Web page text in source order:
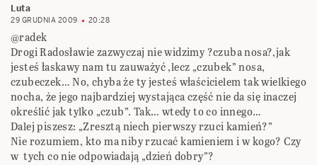
Luta
29 GRUDNIA 2009 20:28
@radek
Drogi Radosławie zazwyczaj nie widzimy ?czuba nosa?,jak
jesteś łaskawy nam tu zauważyć ,lecz „czubek” nosa,
czubeczek… No, chyba że ty jesteś właścicielem tak wielkiego
nocha, że jego najbardziej wystająca część nie da się inaczej
określić jak tylko „czub”. Tak… wtedy to co innego…
Dalej piszesz: „Zresztą niech pierwszy rzuci kamień?”
Nie rozumiem, kto ma niby rzucać kamieniem i w kogo? Czy
w tych co nie odpowiadają „dzień dobry”?